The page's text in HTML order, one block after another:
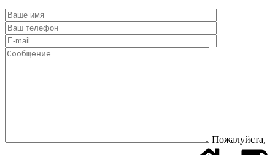
Пожалуйста,